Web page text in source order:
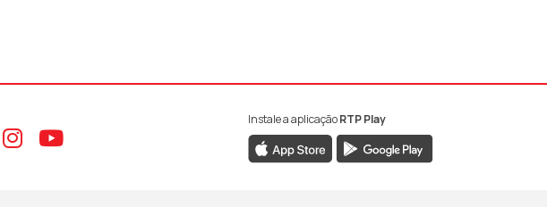
Aceder ao Facebook da RTP Antena 1
Aceder ao Instagram da RTP Antena 1
Aceder ao YouTube da RTP Antena 1
Instale a aplicaçãoRTP Play